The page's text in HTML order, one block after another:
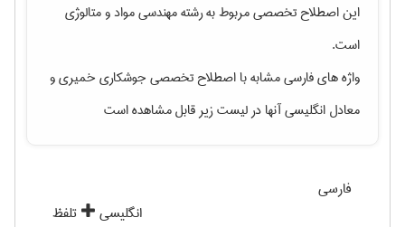
این اصطلاح تخصصی مربوط به رشتهمهندسی مواد و متالوژی
است.
واژه های فارسی مشابه با اصطلاح تخصصیجوشکاری خمیریو
معادل انگلیسی آنها در لیست زیر قابل مشاهده است
فارسی
انگلیسی
تلفظ